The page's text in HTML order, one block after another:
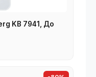
KB 7941, До